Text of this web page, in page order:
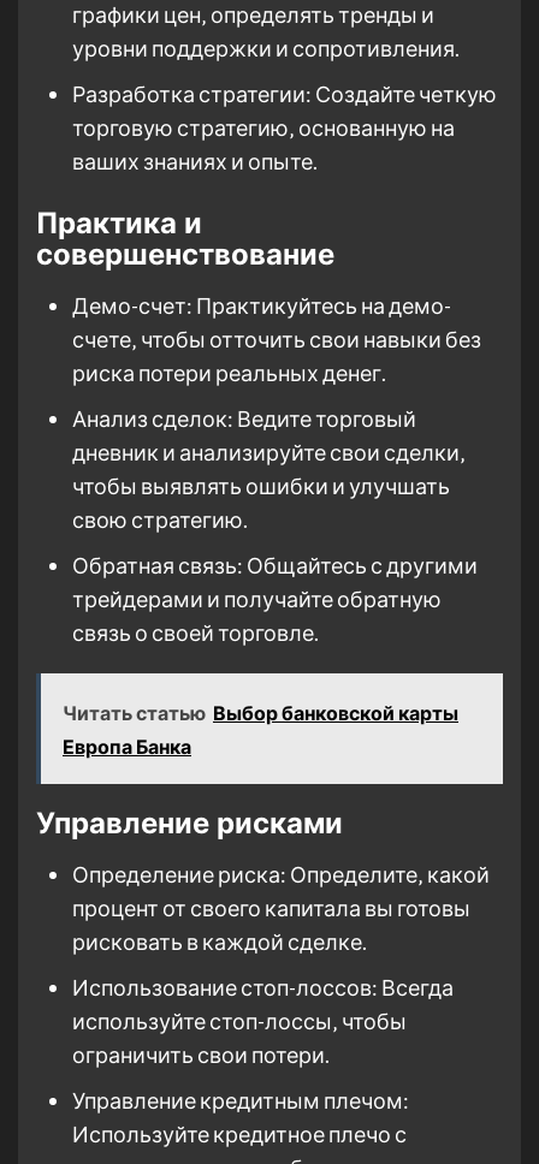
графики цен‚ определять тренды и
уровни поддержки и сопротивления.
Разработка стратегии: Создайте четкую
торговую стратегию‚ основанную на
ваших знаниях и опыте.
Практика и
совершенствование
Демо-счет: Практикуйтесь на демо-
счете‚ чтобы отточить свои навыки без
риска потери реальных денег.
Анализ сделок: Ведите торговый
дневник и анализируйте свои сделки‚
чтобы выявлять ошибки и улучшать
свою стратегию.
Обратная связь: Общайтесь с другими
трейдерами и получайте обратную
связь о своей торговле.
Читать статью Выбор банковской карты
Европа Банка
Управление рисками
Определение риска: Определите‚ какой
процент от своего капитала вы готовы
рисковать в каждой сделке.
Использование стоп-лоссов: Всегда
используйте стоп-лоссы‚ чтобы
ограничить свои потери.
Управление кредитным плечом:
Используйте кредитное плечо с